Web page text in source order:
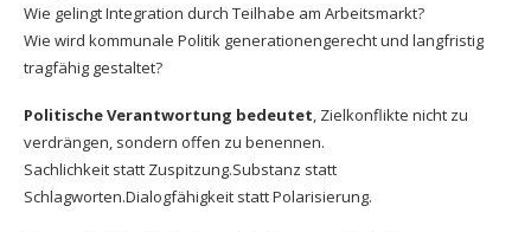
Wie gelingt Integration durch Teilhabe am Arbeitsmarkt?
Wie wird kommunale Politik generationengerecht und langfristig
tragfähig gestaltet?
Politische Verantwortung bedeutet, Zielkonflikte nicht zu
verdrängen, sondern offen zu benennen.
Sachlichkeit statt Zuspitzung.Substanz statt
Schlagworten.Dialogfähigkeit statt Polarisierung.